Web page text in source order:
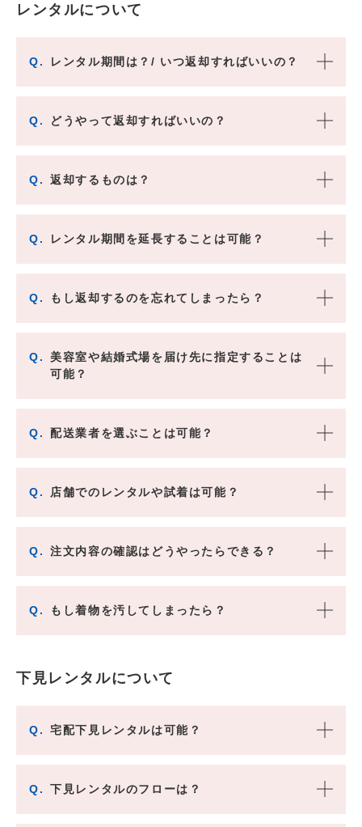
レンタルについて
Q. レンタル期間は？/ いつ返却すればいいの？
Q. どうやって返却すればいいの？
Q. 返却するものは？
Q. レンタル期間を延長することは可能？
Q. もし返却するのを忘れてしまったら？
Q.
美容室や結婚式場を届け先に指定することは
可能？
Q. 配送業者を選ぶことは可能？
Q. 店舗でのレンタルや試着は可能？
Q. 注文内容の確認はどうやったらできる？
Q. もし着物を汚してしまったら？
下見レンタルについて
Q. 宅配下見レンタルは可能？
Q. 下見レンタルのフローは？